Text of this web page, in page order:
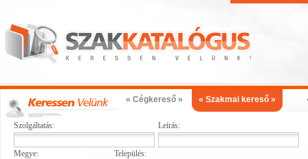
« Cégkereső » « Szakmai kereső »
Szolgáltatás: Leírás:
Megye: Település: